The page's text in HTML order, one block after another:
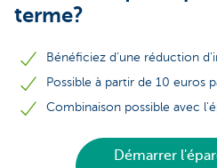
terme?
Bénéficiez d’une réduction
Possible à partir de 10 euros
Combinaison possible avec
Démarrer